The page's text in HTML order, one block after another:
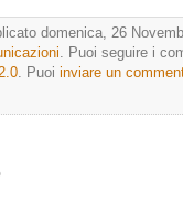
domenica, 26
. Puoi seguire i
. Puoi inviare un